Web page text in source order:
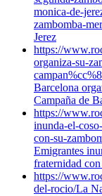
monica-de-
zambomba-
Jerez
https://
organiza-su-
Barcelona
Campaña de
https://
inunda-el-
con-su-
Emigrantes
fraternidad
https://
del-rocio/La